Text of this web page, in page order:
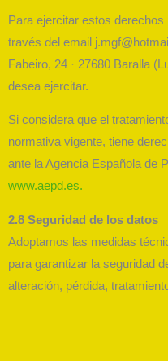
Para ejercitar estos
través del email
Fabeiro, 24 · 27680 Baralla
desea ejercitar.
Si considera que el
normativa vigente, tiene
ante la Agencia Española de
www.aepd.es.
2.8 Seguridad de los datos
Adoptamos las medidas
para garantizar la seguridad
alteración, pérdida,